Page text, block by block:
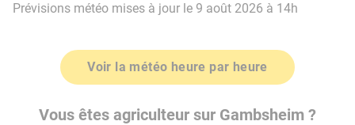
Prévisions météo mises à jour le 9 août 2026 à 14h
Voir la météo heure par heure
Vous êtes agriculteur sur Gambsheim ?